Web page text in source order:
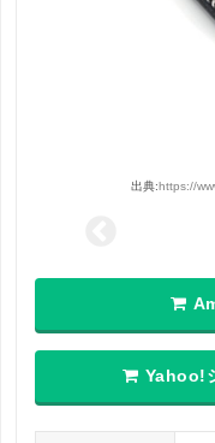
出典: https://
Yahoo!